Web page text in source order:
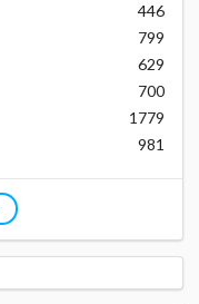
446
799
629
700
1779
981